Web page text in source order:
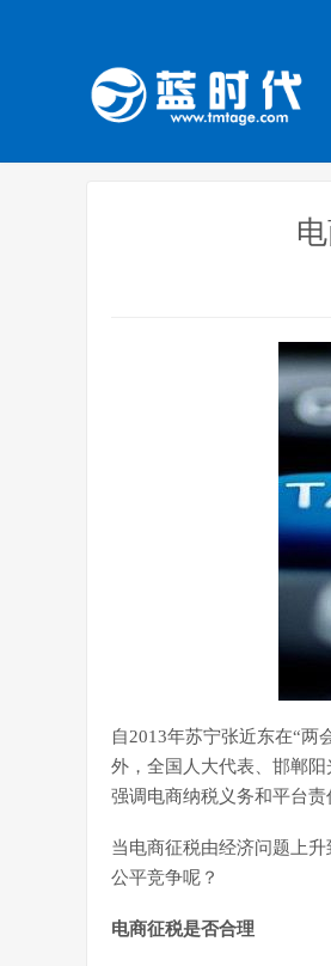
自2013年苏宁张近东在“两
外，全国人大代表、邯郸
强调电商纳税义务和平台
当电商征税由经济问题上
公平竞争呢？
电商征税是否合理